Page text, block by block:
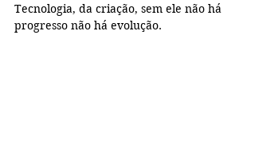
Tecnologia, da criação, sem ele não há
progresso não há evolução.